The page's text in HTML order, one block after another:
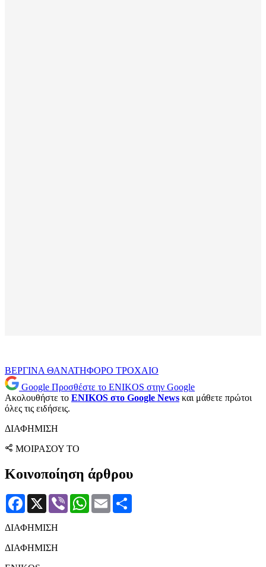
ΒΕΡΓΙΝΑ ΘΑΝΑΤΗΦΟΡΟ ΤΡΟΧΑΙΟ
Google Προσθέστε το ENIKOS στην Google
Ακολουθήστε το ENIKOS στο Google News και μάθετε πρώτοι
όλες τις ειδήσεις.
ΔΙΑΦΗΜΙΣΗ
ΜΟΙΡΑΣΟΥ ΤΟ
Κοινοποίηση άρθρου
Facebook
X Viber WhatsApp
Email
ΔΙΑΦΗΜΙΣΗ
ΔΙΑΦΗΜΙΣΗ